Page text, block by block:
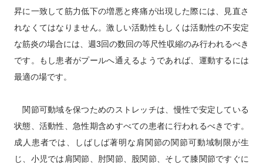
昇に一致して筋力低下の増悪と疼痛が出現した際には、見直さ
れなくてはなりません。激しい活動性もしくは活動性の不安定
な筋炎の場合には、週3回の数回の等尺性収縮のみ行われるべき
です。もし患者がプールへ通えるようであれば、運動するには
最適の場です。
関節可動域を保つためのストレッチは、慢性で安定している
状態、活動性、急性期含めすべての患者に行われるべきです。
成人患者では、しばしば著明な肩関節の関節可動域制限が生
じ、小児では肩関節、肘関節、股関節、そして膝関節ですぐに